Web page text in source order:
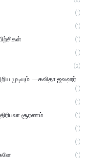
(1)
(1)
(1)
(1)
(2)
முடியும். --கவிதா ஜவஹர்
(1)
(1)
சூரணம் (1)
(1)
(1)
(1)